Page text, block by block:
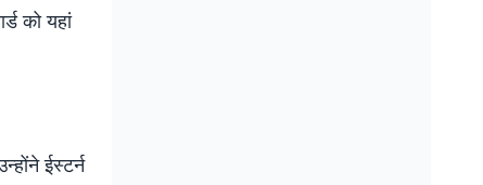
को यहां
ईस्टर्न